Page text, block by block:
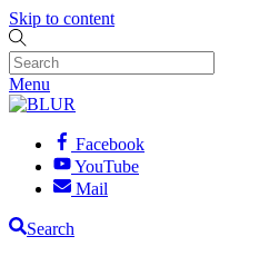
Skip to content
Menu
Facebook
YouTube
Mail
Search